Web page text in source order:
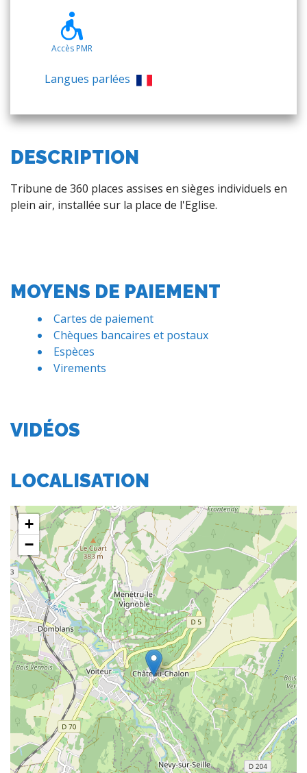
Accès PMR
Langues parlées
DESCRIPTION
Tribune de 360 places assises en sièges individuels en
plein air, installée sur la place de l'Eglise.
MOYENS DE PAIEMENT
Cartes de paiement
Chèques bancaires et postaux
Espèces
Virements
VIDÉOS
LOCALISATION
+
−